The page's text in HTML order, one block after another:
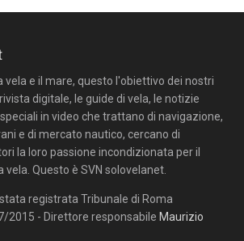
vela e il mare, questo l'obiettivo dei nostri
digitale, le guide di vela, le notizie
in video che trattano di navigazione,
e di mercato nautico, cercano di
la loro passione incondizionata per il
vela. Questo è SVN solovelanet.
registrata Tribunale di Roma
2015 - Direttore responsabile Maurizio